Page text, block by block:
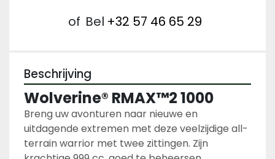
of Bel +32 57 46 65 29
Beschrijving
Wolverine® RMAX™2 1000
Breng uw avonturen naar nieuwe en
uitdagende extremen met deze veelzijdige all-
terrain warrior met twee zittingen. Zijn